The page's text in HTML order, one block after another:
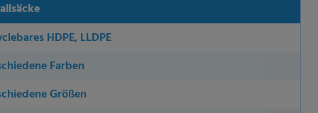
HDPE, LLDPE
Farben
Größen